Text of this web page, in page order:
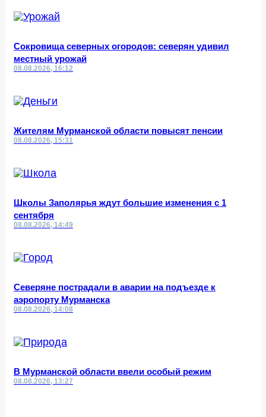
Сокровища северных огородов: северян удивил
местный урожай
08.08.2026, 16:12
Жителям Мурманской области повысят пенсии
08.08.2026, 15:31
Школы Заполярья ждут большие изменения с 1
сентября
08.08.2026, 14:49
Северяне пострадали в аварии на подъезде к
аэропорту Мурманска
08.08.2026, 14:08
В Мурманской области ввели особый режим
08.08.2026, 13:27